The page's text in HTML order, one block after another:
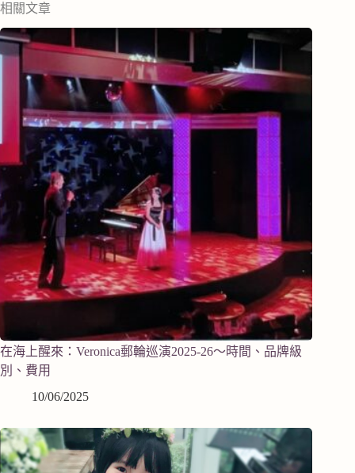
相關文章
在海上醒來：Veronica郵輪巡演2025-26～時間、品牌級
別、費用
10/06/2025